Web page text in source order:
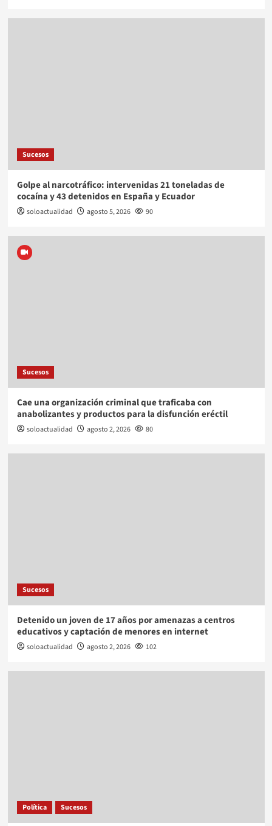
Sucesos
Golpe al narcotráfico: intervenidas 21 toneladas de
cocaína y 43 detenidos en España y Ecuador
soloactualidad agosto 5, 2026 90
Sucesos
Cae una organización criminal que traficaba con
anabolizantes y productos para la disfunción eréctil
soloactualidad agosto 2, 2026 80
Sucesos
Detenido un joven de 17 años por amenazas a centros
educativos y captación de menores en internet
soloactualidad agosto 2, 2026 102
Política Sucesos